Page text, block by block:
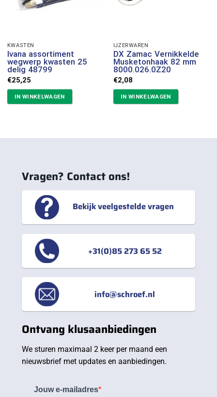
KWASTEN
Ivana assortiment
wegwerp kwasten 25
delig 48799
€25,25
IN WINKELWAGEN
IJZERWAREN
DX Zamac Vernikkelde
Musketonhaak 82 mm
8000.026.0Z20
€2,08
IN WINKELWAGEN
Vragen? Contact ons!
Bekijk veelgestelde vragen
+31(0)85 273 65 52
info@schroef.nl
Ontvang klusaanbiedingen
We sturen maximaal 2 keer per maand een
nieuwsbrief met updates en aanbiedingen.
Jouw e-mailadres